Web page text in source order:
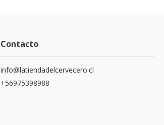
Contacto
info@latiendadelcervecero.cl
+56975398988